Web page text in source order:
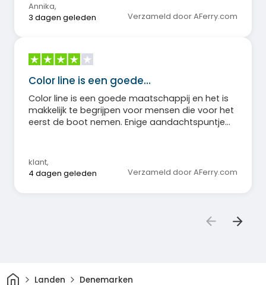
Annika,
3 dagen geleden
Verzameld door AFerry.com
Color line is een goede…
Color line is een goede maatschappij en het is
makkelijk te begrijpen voor mensen die voor het
eerst de boot nemen. Enige aandachtspuntje
Nu stonden mensen in een cirkel te lopen om
het echt vleesbuffet.
klant,
4 dagen geleden
Verzameld door AFerry.com
ThuisLanden Denemarken